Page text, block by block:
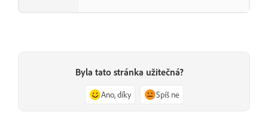
Byla tato stránka užitečná?
Ano, díky Spíš ne